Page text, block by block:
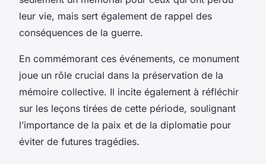
leur vie, mais sert également de rappel des
conséquences de la guerre.
En commémorant ces événements, ce monument
joue un rôle crucial dans la préservation de la
mémoire collective. Il incite également à réfléchir
sur les leçons tirées de cette période, soulignant
l’importance de la paix et de la diplomatie pour
éviter de futures tragédies.